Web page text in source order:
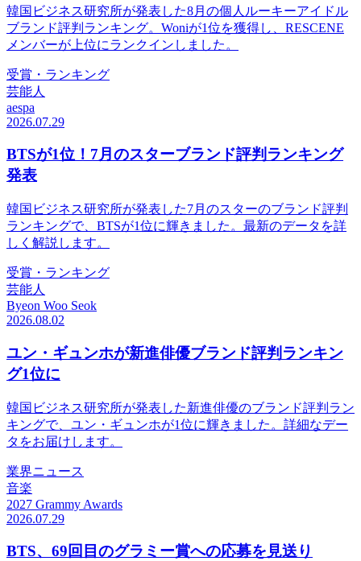
韓国ビジネス研究所が発表した8月の個人ルーキーアイドル
ブランド評判ランキング。Woniが1位を獲得し、RESCENE
メンバーが上位にランクインしました。
受賞・ランキング
芸能人
aespa
2026.07.29
BTSが1位！7月のスターブランド評判ランキング
発表
韓国ビジネス研究所が発表した7月のスターのブランド評判
ランキングで、BTSが1位に輝きました。最新のデータを詳
しく解説します。
受賞・ランキング
芸能人
Byeon Woo Seok
2026.08.02
ユン・ギュンホが新進俳優ブランド評判ランキン
グ1位に
韓国ビジネス研究所が発表した新進俳優のブランド評判ラン
キングで、ユン・ギュンホが1位に輝きました。詳細なデー
タをお届けします。
業界ニュース
音楽
2027 Grammy Awards
2026.07.29
BTS、69回目のグラミー賞への応募を見送り